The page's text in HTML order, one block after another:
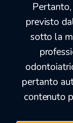
previsto
sotto la
pertanto
contenuto